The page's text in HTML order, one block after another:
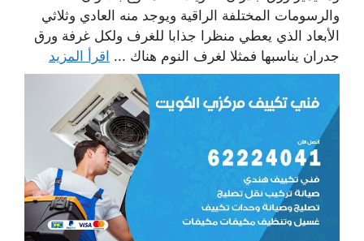
والرسومات المختلفة الراقية ويوجد منه العادي وثلاثي
الأبعاد الذي يعطي منظرا جذابا للغرف ولكل غرفة ورق
جدران يناسبها فمثلا لغرف النوم هناك ... اقرأ المزيد